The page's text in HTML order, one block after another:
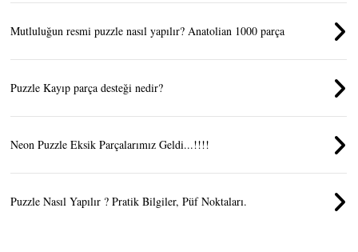
Mutluluğun resmi puzzle nasıl yapılır? Anatolian 1000 parça
Puzzle Kayıp parça desteği nedir?
Neon Puzzle Eksik Parçalarımız Geldi...!!!!
Puzzle Nasıl Yapılır ? Pratik Bilgiler, Püf Noktaları.